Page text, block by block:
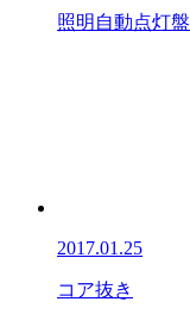
照明自動点灯盤
2017.01.25
コア抜き